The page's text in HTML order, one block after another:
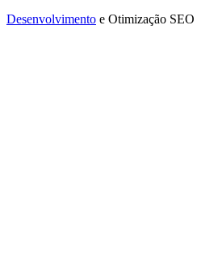
Desenvolvimento e Otimização SEO